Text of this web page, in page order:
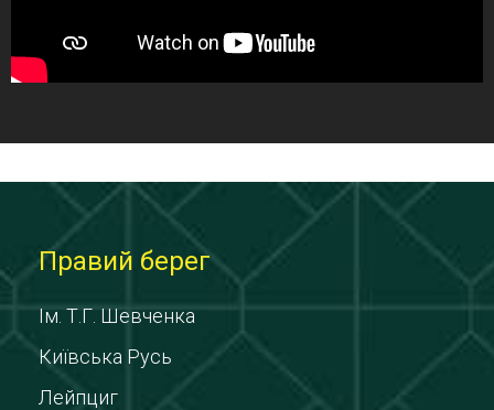
Правий берег
Ім. Т.Г. Шевченка
Київська Русь
Лейпциг